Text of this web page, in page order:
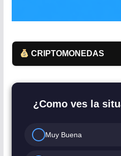
CRIPTOMONEDAS
¿Como ves la
Muy Buena